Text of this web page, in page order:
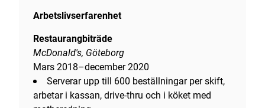
Arbetslivserfarenhet
Restaurangbiträde
McDonald's, Göteborg
Mars 2018–december 2020
Serverar upp till 600 beställningar per skift,
arbetar i kassan, drive-thru och i köket med